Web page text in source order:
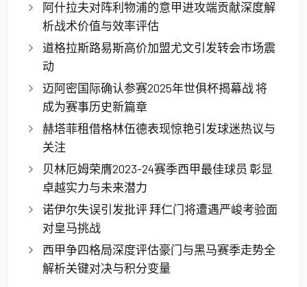
阿什拉夫对阵利物浦的意甲进攻端贡献深度解
析战术价值与效率评估
道格拉斯路易斯高价加盟尤文引发转会市场震
动
迈阿密国际确认参赛2025年世俱杯揭幕战 将
成为赛事历史新篇章
赫塔菲租借格林伍德表现惊艳引发球迷热议与
关注
贝林厄姆荣膺2023-24赛季西甲最佳球员 彰显
卓越实力与未来潜力
诺伊尔失误引发批评 拜仁门将遭遇严峻考验面
对皇马挑战
西甲争四格局深度评估豪门与黑马赛季走势全
解析关键对决与积分变量